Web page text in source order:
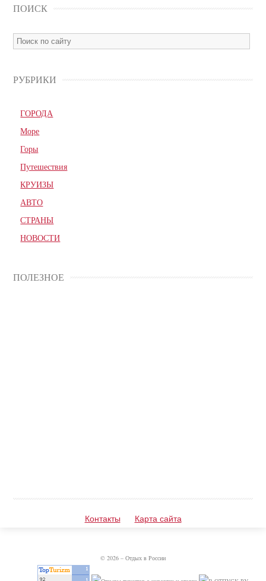
ПОИСК
РУБРИКИ
ГОРОДА
Море
Горы
Путешествия
КРУИЗЫ
АВТО
СТРАНЫ
НОВОСТИ
ПОЛЕЗНОЕ
Контакты Карта сайта
© 2026 – Отдых в России